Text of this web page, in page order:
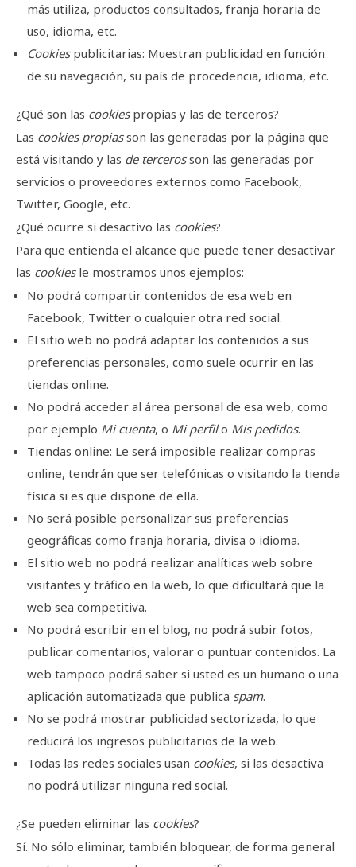
más utiliza, productos consultados, franja horaria de
uso, idioma, etc.
Cookiespublicitarias: Muestran publicidad en función
de su navegación, su país de procedencia, idioma, etc.
¿Qué son las cookiespropias y las de terceros?
Las cookies propiasson las generadas por la página que
está visitando y las de tercerosson las generadas por
servicios o proveedores externos como Facebook,
Twitter, Google, etc.
¿Qué ocurre si desactivo las cookies?
Para que entienda el alcance que puede tener desactivar
las cookiesle mostramos unos ejemplos:
No podrá compartir contenidos de esa web en
Facebook, Twitter o cualquier otra red social.
El sitio web no podrá adaptar los contenidos a sus
preferencias personales, como suele ocurrir en las
tiendas online.
No podrá acceder al área personal de esa web, como
por ejemplo Mi cuenta, o Mi perfilo Mis pedidos.
Tiendas online: Le será imposible realizar compras
online, tendrán que ser telefónicas o visitando la tienda
física si es que dispone de ella.
No será posible personalizar sus preferencias
geográficas como franja horaria, divisa o idioma.
El sitio web no podrá realizar analíticas web sobre
visitantes y tráfico en la web, lo que dificultará que la
web sea competitiva.
No podrá escribir en el blog, no podrá subir fotos,
publicar comentarios, valorar o puntuar contenidos. La
web tampoco podrá saber si usted es un humano o una
aplicación automatizada que publica spam.
No se podrá mostrar publicidad sectorizada, lo que
reducirá los ingresos publicitarios de la web.
Todas las redes sociales usan cookies, si las desactiva
no podrá utilizar ninguna red social.
¿Se pueden eliminar las cookies?
Sí. No sólo eliminar, también bloquear, de forma general